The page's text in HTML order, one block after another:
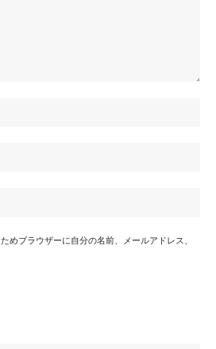
めブラウザーに自分の名前、メールアドレス、